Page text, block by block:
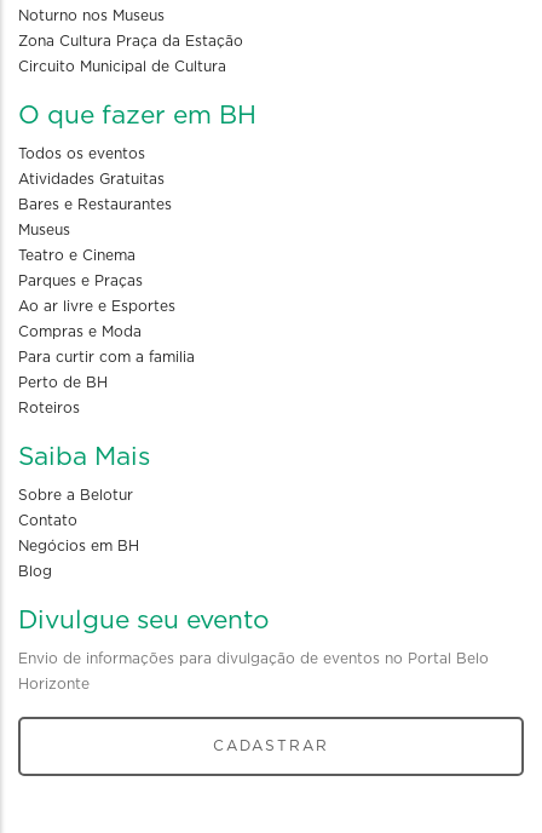
Noturno nos Museus
Zona Cultura Praça da Estação
Circuito Municipal de Cultura
O que fazer em BH
Todos os eventos
Atividades Gratuitas
Bares e Restaurantes
Museus
Teatro e Cinema
Parques e Praças
Ao ar livre e Esportes
Compras e Moda
Para curtir com a familia
Perto de BH
Roteiros
Saiba Mais
Sobre a Belotur
Contato
Negócios em BH
Blog
Divulgue seu evento
Envio de informações para divulgação de eventos no Portal Belo
Horizonte
CADASTRAR